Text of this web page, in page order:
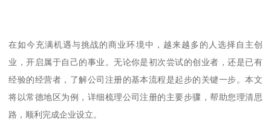
在如今充满机遇与挑战的商业环境中，越来越多的人选择自主创
业，开启属于自己的事业。无论你是初次尝试的创业者，还是已有
经验的经营者，了解公司注册的基本流程是起步的关键一步。本文
将以常德地区为例，详细梳理公司注册的主要步骤，帮助您理清思
路，顺利完成企业设立。